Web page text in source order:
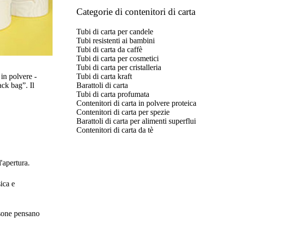
polvere -
bag”. Il
e
pensano
Categorie di contenitori di carta
Tubi di carta per candele
Tubi resistenti ai bambini
Tubi di carta da caffè
Tubi di carta per cosmetici
Tubi di carta per cristalleria
Tubi di carta kraft
Barattoli di carta
Tubi di carta profumata
Contenitori di carta in polvere proteica
Contenitori di carta per spezie
Barattoli di carta per alimenti superflui
Contenitori di carta da tè